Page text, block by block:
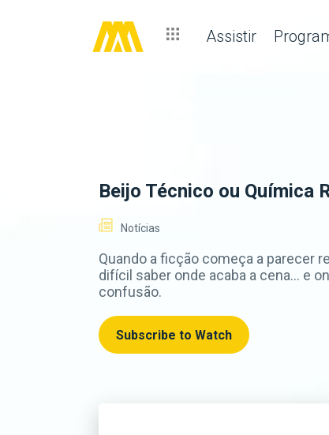
Assistir
Beijo Técnico ou Química
Notícias
Quando a ficção começa a parecer
difícil saber onde acaba a cena... e
confusão.
Subscribe to Watch